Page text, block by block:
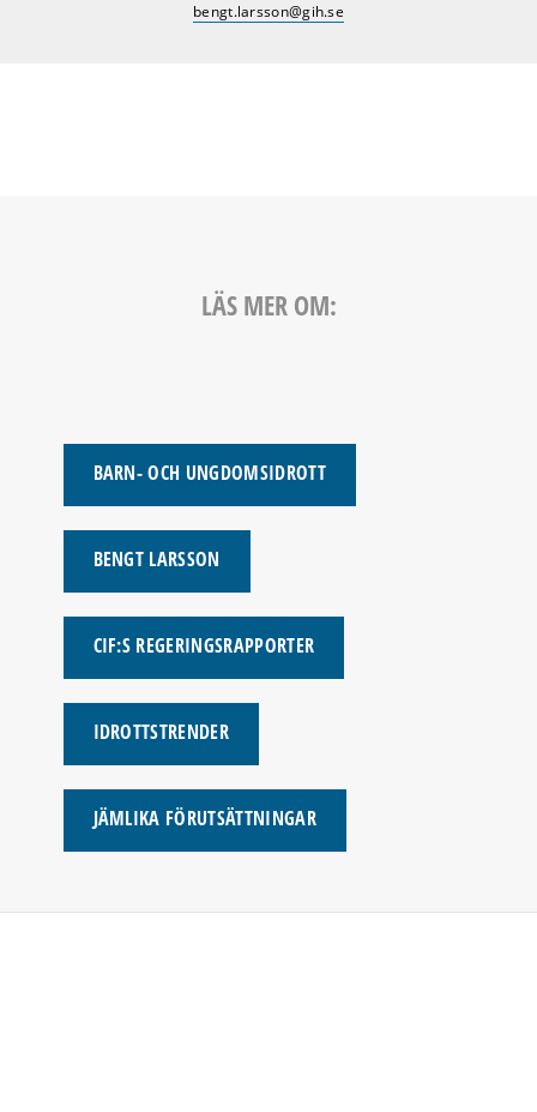
bengt.larsson@gih.se
LÄS MER OM:
BARN- OCH UNGDOMSIDROTT
BENGT LARSSON
CIF:S REGERINGSRAPPORTER
IDROTTSTRENDER
JÄMLIKA FÖRUTSÄTTNINGAR